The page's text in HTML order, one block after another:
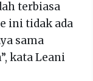
terbiasa
ini tidak ada
sama
kata Leani